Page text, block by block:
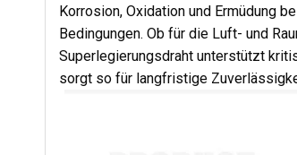
Korrosion, Oxidation und Ermüdung
Bedingungen. Ob für die Luft- und
Superlegierungsdraht unterstützt
sorgt so für langfristige